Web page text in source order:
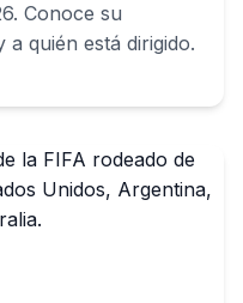
Conoce su
quién está dirigido.